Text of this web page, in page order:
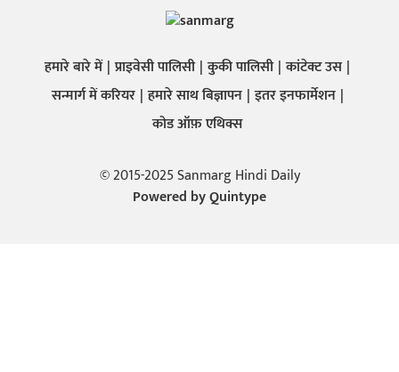
हमारे बारे में प्राइवेसी पालिसी कुकी पालिसी कांटेक्ट उस
सन्मार्ग में करियर हमारे साथ बिज्ञापन इतर इनफार्मेशन
कोड ऑफ़ एथिक्स
© 2015-2025 Sanmarg Hindi Daily
Powered byQuintype